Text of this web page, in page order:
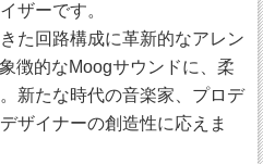
ザーです。
た回路構成に革新的なアレン
徴的なMoogサウンドに、柔
新たな時代の音楽家、プロデ
ザイナーの創造性に応えま